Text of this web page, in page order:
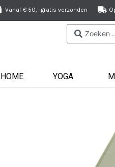
Vanaf € 50,- gratis verzonden
HOME YOGA